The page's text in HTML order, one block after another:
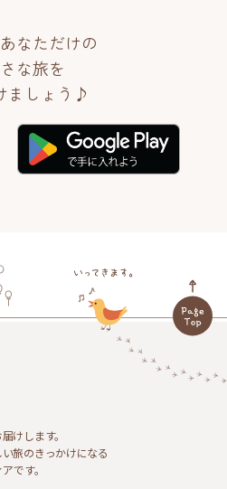
なただけの
な旅を
ましょう♪
けします。
旅のきっかけになる
です。